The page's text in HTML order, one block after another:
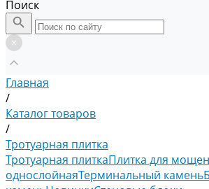
Поиск
Главная
/
Каталог товаров
/
Тротуарная плитка
Тротуарная плиткаПлитка для
однослойнаяТерминальный камень